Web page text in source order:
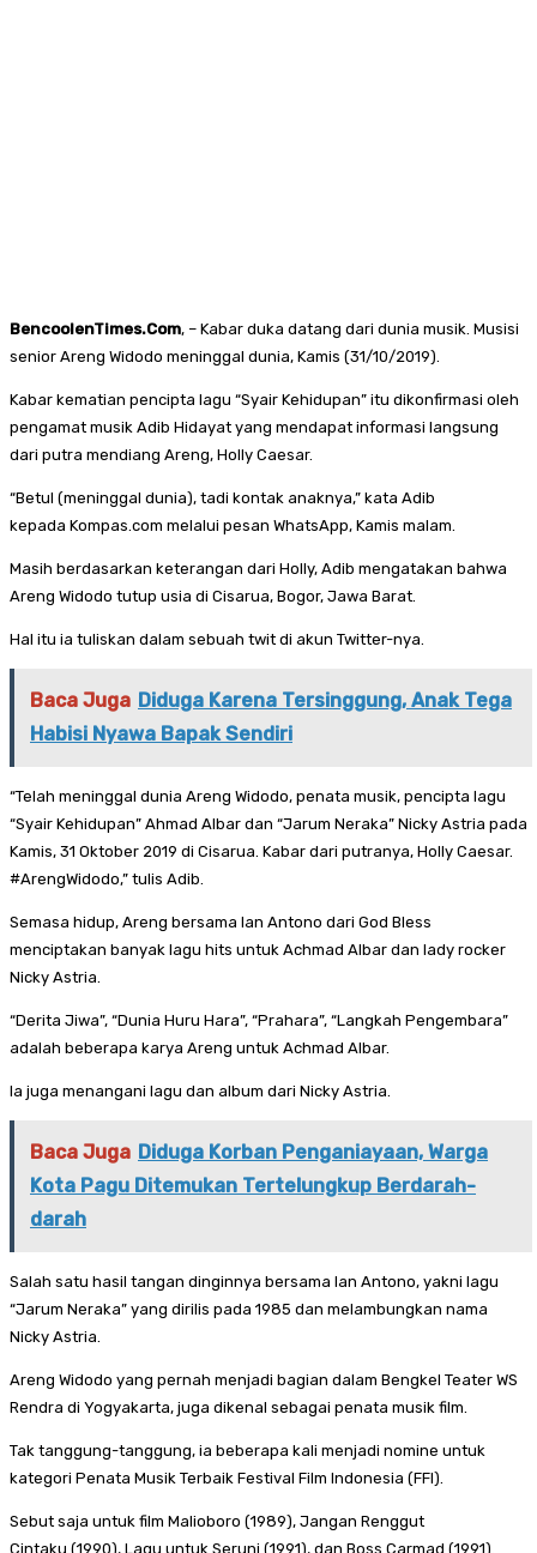
BencoolenTimes.Com, – Kabar duka datang dari dunia musik. Musisi
senior Areng Widodo meninggal dunia, Kamis (31/10/2019).
Kabar kematian pencipta lagu “Syair Kehidupan” itu dikonfirmasi oleh
pengamat musik Adib Hidayat yang mendapat informasi langsung
dari putra mendiang Areng, Holly Caesar.
“Betul (meninggal dunia), tadi kontak anaknya,” kata Adib
kepada Kompas.com melalui pesan WhatsApp, Kamis malam.
Masih berdasarkan keterangan dari Holly, Adib mengatakan bahwa
Areng Widodo tutup usia di Cisarua, Bogor, Jawa Barat.
Hal itu ia tuliskan dalam sebuah twit di akun Twitter-nya.
Baca Juga Diduga Karena Tersinggung, Anak Tega
Habisi Nyawa Bapak Sendiri
“Telah meninggal dunia Areng Widodo, penata musik, pencipta lagu
“Syair Kehidupan” Ahmad Albar dan “Jarum Neraka” Nicky Astria pada
Kamis, 31 Oktober 2019 di Cisarua. Kabar dari putranya, Holly Caesar.
#ArengWidodo,” tulis Adib.
Semasa hidup, Areng bersama Ian Antono dari God Bless
menciptakan banyak lagu hits untuk Achmad Albar dan lady rocker
Nicky Astria.
“Derita Jiwa”, “Dunia Huru Hara”, “Prahara”, “Langkah Pengembara”
adalah beberapa karya Areng untuk Achmad Albar.
Ia juga menangani lagu dan album dari Nicky Astria.
Baca Juga Diduga Korban Penganiayaan, Warga
Kota Pagu Ditemukan Tertelungkup Berdarah-
darah
Salah satu hasil tangan dinginnya bersama Ian Antono, yakni lagu
“Jarum Neraka” yang dirilis pada 1985 dan melambungkan nama
Nicky Astria.
Areng Widodo yang pernah menjadi bagian dalam Bengkel Teater WS
Rendra di Yogyakarta, juga dikenal sebagai penata musik film.
Tak tanggung-tanggung, ia beberapa kali menjadi nomine untuk
kategori Penata Musik Terbaik Festival Film Indonesia (FFI).
Sebut saja untuk film Malioboro (1989), Jangan Renggut
Cintaku (1990), Lagu untuk Seruni (1991), dan Boss Carmad (1991).